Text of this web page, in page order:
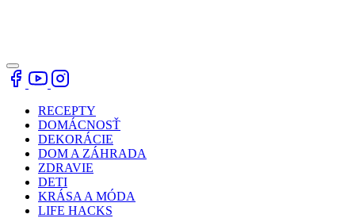
RECEPTY
DOMÁCNOSŤ
DEKORÁCIE
DOM A ZÁHRADA
ZDRAVIE
DETI
KRÁSA A MÓDA
LIFE HACKS